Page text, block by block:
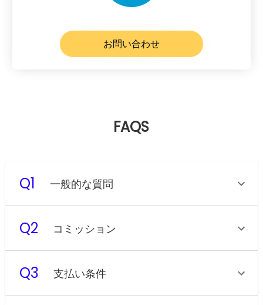
お問い合わせ
FAQS
Q1 一般的な質問
Q2 コミッション
Q3 支払い条件